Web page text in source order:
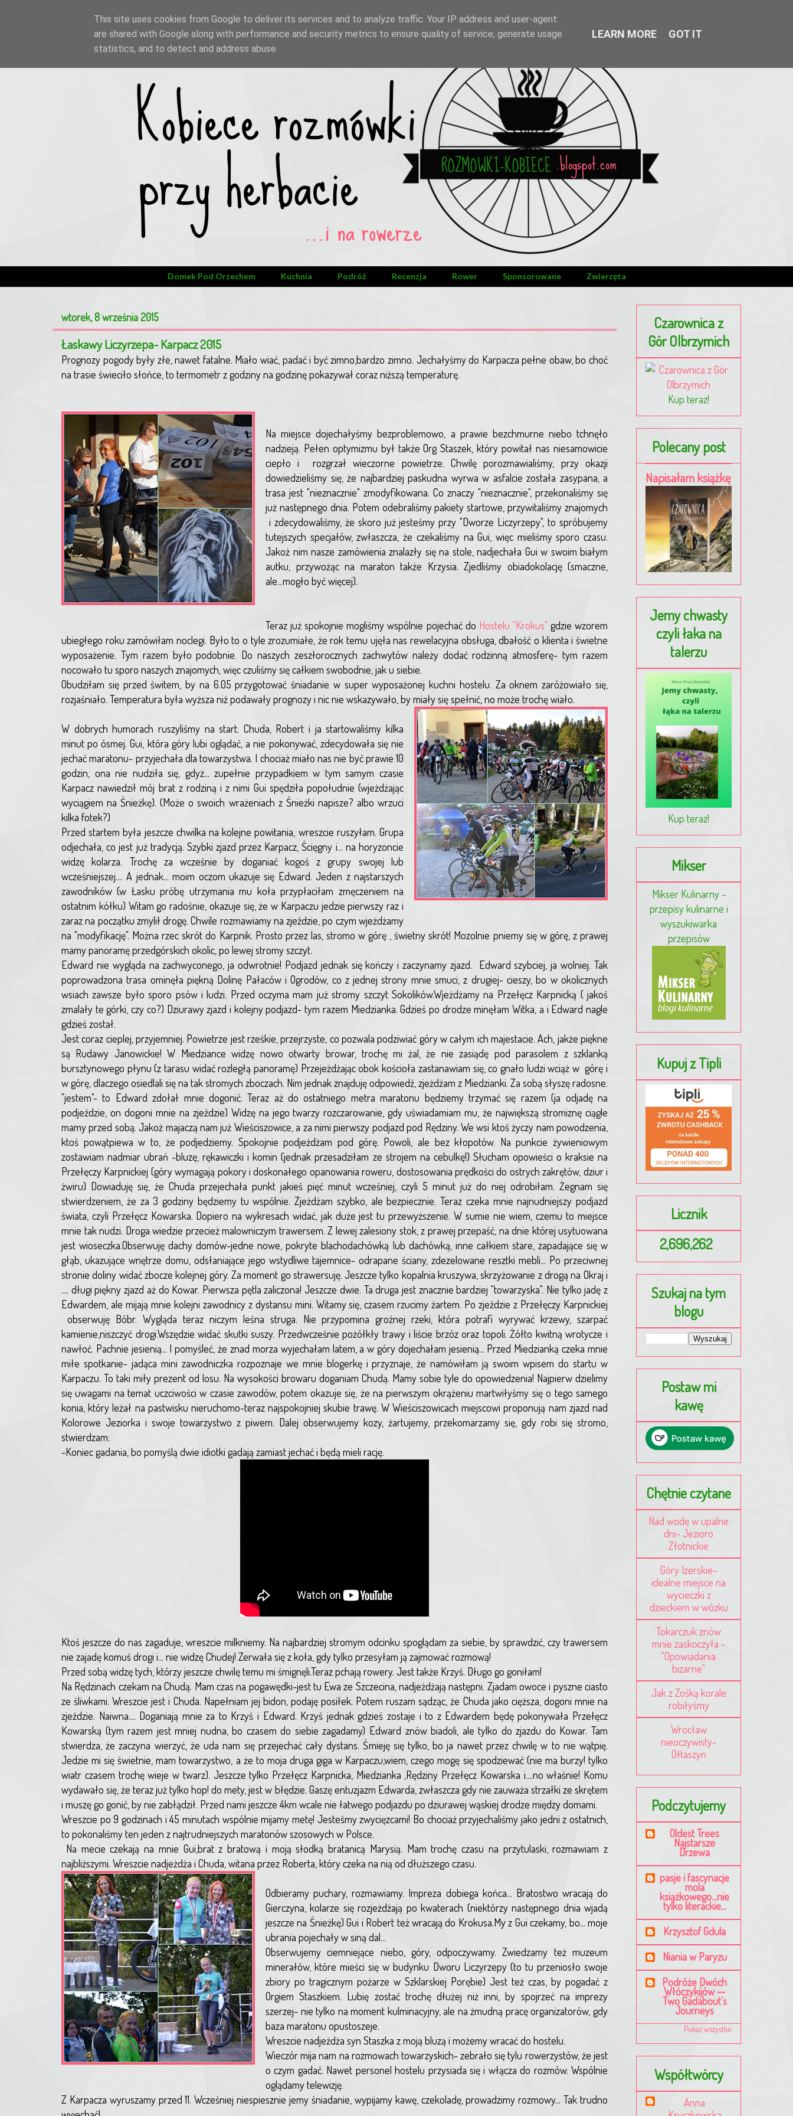
Domek Pod Orzechem Kuchnia Podróż Recenzja Rower Sponsorowane Zwierzęta
wtorek, 8 września 2015
Łaskawy Liczyrzepa- Karpacz 2015
Prognozy pogody były złe, nawet fatalne. Miało wiać, padać i być zimno,bardzo zimno. Jechałyśmy do Karpacza pełne obaw, bo choć
na trasie świeciło słońce, to termometr z godziny na godzinę pokazywał coraz niższą temperaturę.
Na miejsce dojechałyśmy bezproblemowo, a prawie bezchmurne niebo tchnęło
nadzieją. Pełen optymizmu był także Org Staszek, który powitał nas niesamowicie
ciepło i rozgrzał wieczorne powietrze. Chwilę porozmawialiśmy, przy okazji
dowiedzieliśmy się, że najbardziej paskudna wyrwa w asfalcie została zasypana, a
trasa jest "nieznacznie" zmodyfikowana. Co znaczy "nieznacznie", przekonaliśmy się
już następnego dnia. Potem odebraliśmy pakiety startowe, przywitaliśmy znajomych
i zdecydowaliśmy, że skoro już jesteśmy przy "Dworze Liczyrzepy", to spróbujemy
tutejszych specjałów, zwłaszcza, że czekaliśmy na Gui, więc mieliśmy sporo czasu.
Jakoż nim nasze zamówienia znalazły się na stole, nadjechała Gui w swoim białym
autku, przywożąc na maraton także Krzysia. Zjedliśmy obiadokolację (smaczne,
ale...mogło być więcej).
Teraz już spokojnie mogliśmy wspólnie pojechać do Hostelu "Krokus" gdzie wzorem
ubiegłego roku zamówiłam noclegi. Było to o tyle zrozumiałe, że rok temu ujęła nas rewelacyjna obsługa, dbałość o klienta i świetne
wyposażenie. Tym razem było podobnie. Do naszych zeszłorocznych zachwytów należy dodać rodzinną atmosferę- tym razem
nocowało tu sporo naszych znajomych, więc czuliśmy się całkiem swobodnie, jak u siebie.
Obudziłam się przed świtem, by na 6.05 przygotować śniadanie w super wyposażonej kuchni hostelu. Za oknem zaróżowiało się,
rozjaśniało. Temperatura była wyższa niż podawały prognozy i nic nie wskazywało, by miały się spełnić, no może trochę wiało.
W dobrych humorach ruszyliśmy na start. Chuda, Robert i ja startowaliśmy kilka
minut po ósmej. Gui, która góry lubi oglądać, a nie pokonywać, zdecydowała się nie
jechać maratonu- przyjechała dla towarzystwa. I chociaż miało nas nie być prawie 10
godzin, ona nie nudziła się, gdyż... zupełnie przypadkiem w tym samym czasie
Karpacz nawiedził mój brat z rodziną i z nimi Gui spędziła popołudnie (wjeżdżając
wyciągiem na Śnieżkę). (Może o swoich wrażeniach z Śnieżki napisze? albo wrzuci
kilka fotek?)
Przed startem była jeszcze chwilka na kolejne powitania, wreszcie ruszyłam. Grupa
odjechała, co jest już tradycją. Szybki zjazd przez Karpacz, Ścięgny i... na horyzoncie
widzę kolarza. Trochę za wcześnie by doganiać kogoś z grupy swojej lub
wcześniejszej.... A jednak... moim oczom ukazuje się Edward. Jeden z najstarszych
zawodników (w Łasku próbę utrzymania mu koła przypłaciłam zmęczeniem na
ostatnim kółku) Witam go radośnie, okazuje się, że w Karpaczu jedzie pierwszy raz i
zaraz na początku zmylił drogę. Chwile rozmawiamy na zjeździe, po czym wjeżdżamy
na "modyfikację". Można rzec skrót do Karpnik. Prosto przez las, stromo w górę , świetny skrót! Mozolnie pniemy się w górę, z prawej
mamy panoramę przedgórskich okolic, po lewej stromy szczyt.
Edward nie wygląda na zachwyconego, ja odwrotnie! Podjazd jednak się kończy i zaczynamy zjazd. Edward szybciej, ja wolniej. Tak
poprowadzona trasa ominęła piękną Dolinę Pałaców i Ogrodów, co z jednej strony mnie smuci, z drugiej- cieszy, bo w okolicznych
wsiach zawsze było sporo psów i ludzi. Przed oczyma mam już stromy szczyt Sokolików.Wjeżdżamy na Przełęcz Karpnicką ( jakoś
zmalały te górki, czy co?) Dziurawy zjazd i kolejny podjazd- tym razem Miedzianka. Gdzieś po drodze minęłam Witka, a i Edward nagle
gdzieś został.
Jest coraz cieplej, przyjemniej. Powietrze jest rześkie, przejrzyste, co pozwala podziwiać góry w całym ich majestacie. Ach, jakże piękne
są Rudawy Janowickie! W Miedziance widzę nowo otwarty browar, trochę mi żal, że nie zasiądę pod parasolem z szklanką
bursztynowego płynu (z tarasu widać rozległą panoramę) Przejeżdżając obok kościoła zastanawiam się, co gnało ludzi wciąż w górę i
w górę, dlaczego osiedlali się na tak stromych zboczach. Nim jednak znajduję odpowiedź, zjeżdżam z Miedzianki. Za sobą słyszę radosne:
"jestem"- to Edward zdołał mnie dogonić. Teraz aż do ostatniego metra maratonu będziemy trzymać się razem (ja odjadę na
podjeździe, on dogoni mnie na zjeździe) Widzę na jego twarzy rozczarowanie, gdy uświadamiam mu, że największą stromiznę ciągle
mamy przed sobą. Jakoż majaczą nam już Wieściszowice, a za nimi pierwszy podjazd pod Rędziny. We wsi ktoś życzy nam powodzenia,
ktoś powątpiewa w to, że podjedziemy. Spokojnie podjeżdżam pod górę. Powoli, ale bez kłopotów. Na punkcie żywieniowym
zostawiam nadmiar ubrań -bluzę, rękawiczki i komin (jednak przesadziłam ze strojem na cebulkę!) Słucham opowieści o kraksie na
Przełęczy Karpnickiej (góry wymagają pokory i doskonałego opanowania roweru, dostosowania prędkości do ostrych zakrętów, dziur i
żwiru) Dowiaduję się, że Chuda przejechała punkt jakieś pięć minut wcześniej, czyli 5 minut już do niej odrobiłam. Żegnam się
stwierdzeniem, że za 3 godziny będziemy tu wspólnie. Zjeżdżam szybko, ale bezpiecznie. Teraz czeka mnie najnudniejszy podjazd
świata, czyli Przełęcz Kowarska. Dopiero na wykresach widać, jak duże jest tu przewyższenie. W sumie nie wiem, czemu to miejsce
mnie tak nudzi. Droga wiedzie przecież malowniczym trawersem. Z lewej zalesiony stok, z prawej przepaść, na dnie której usytuowana
jest wioseczka.Obserwuję dachy domów-jedne nowe, pokryte blachodachówką lub dachówką, inne całkiem stare, zapadające się w
głąb, ukazujące wnętrze domu, odsłaniające jego wstydliwe tajemnice- odrapane ściany, zdezelowane resztki mebli... Po przeciwnej
stronie doliny widać zbocze kolejnej góry. Za moment go strawersuję. Jeszcze tylko kopalnia kruszywa, skrzyżowanie z drogą na Okraj i
.... długi piękny zjazd aż do Kowar. Pierwsza pętla zaliczona! Jeszcze dwie. Ta druga jest znacznie bardziej "towarzyska". Nie tylko jadę z
Edwardem, ale mijają mnie kolejni zawodnicy z dystansu mini. Witamy się, czasem rzucimy żartem. Po zjeździe z Przełęczy Karpnickiej
obserwuję Bóbr. Wygląda teraz niczym leśna struga. Nie przypomina groźnej rzeki, która potrafi wyrywać krzewy, szarpać
kamienie,niszczyć drogi.Wszędzie widać skutki suszy. Przedwcześnie pożółkły trawy i liście brzóz oraz topoli. Żółto kwitną wrotycze i
nawłoć. Pachnie jesienią... I pomyśleć, że znad morza wyjechałam latem, a w góry dojechałam jesienią... Przed Miedzianką czeka mnie
miłe spotkanie- jadąca mini zawodniczka rozpoznaje we mnie blogerkę i przyznaje, że namówiłam ją swoim wpisem do startu w
Karpaczu. To taki miły prezent od losu. Na wysokości browaru doganiam Chudą. Mamy sobie tyle do opowiedzenia! Najpierw dzielimy
się uwagami na temat uczciwości w czasie zawodów, potem okazuje się, że na pierwszym okrążeniu martwiłyśmy się o tego samego
konia, który leżał na pastwisku nieruchomo-teraz najspokojniej skubie trawę. W Wieściszowicach miejscowi proponują nam zjazd nad
Kolorowe Jeziorka i swoje towarzystwo z piwem. Dalej obserwujemy kozy, żartujemy, przekomarzamy się, gdy robi się stromo,
stwierdzam:
-Koniec gadania, bo pomyślą dwie idiotki gadają zamiast jechać i będą mieli rację.
Ktoś jeszcze do nas zagaduje, wreszcie milkniemy. Na najbardziej stromym odcinku spoglądam za siebie, by sprawdzić, czy trawersem
nie zajadę komuś drogi i... nie widzę Chudej! Zerwała się z koła, gdy tylko przesyłam ją zajmować rozmową!
Przed sobą widzę tych, którzy jeszcze chwilę temu mi śmignęli.Teraz pchają rowery. Jest także Krzyś. Długo go goniłam!
Na Rędzinach czekam na Chudą. Mam czas na pogawędki-jest tu Ewa ze Szczecina, nadjeżdżają następni. Zjadam owoce i pyszne ciasto
ze śliwkami. Wreszcie jest i Chuda. Napełniam jej bidon, podaję posiłek. Potem ruszam sądząc, że Chuda jako cięższa, dogoni mnie na
zjeździe. Naiwna.... Doganiają mnie za to Krzyś i Edward. Krzyś jednak gdzieś zostaje i to z Edwardem będę pokonywała Przełęcz
Kowarską (tym razem jest mniej nudna, bo czasem do siebie zagadamy) Edward znów biadoli, ale tylko do zjazdu do Kowar. Tam
stwierdza, że zaczyna wierzyć, że uda nam się przejechać cały dystans. Śmieję się tylko, bo ja nawet przez chwilę w to nie wątpię.
Jedzie mi się świetnie, mam towarzystwo, a że to moja druga giga w Karpaczu,wiem, czego mogę się spodziewać (nie ma burzy! tylko
wiatr czasem trochę wieje w twarz). Jeszcze tylko Przełęcz Karpnicka, Miedzianka ,Rędziny Przełęcz Kowarska i....no właśnie! Komu
wydawało się, że teraz już tylko hop! do mety, jest w błędzie. Gaszę entuzjazm Edwarda, zwłaszcza gdy nie zauważa strzałki ze skrętem
i muszę go gonić, by nie zabłądził. Przed nami jeszcze 4km wcale nie łatwego podjazdu po dziurawej wąskiej drodze między domami.
Wreszcie po 9 godzinach i 45 minutach wspólnie mijamy metę! Jesteśmy zwycięzcami! Bo chociaż przyjechaliśmy jako jedni z ostatnich,
to pokonaliśmy ten jeden z najtrudniejszych maratonów szosowych w Polsce.
Na mecie czekają na mnie Gui,brat z bratową i moją słodką bratanicą Marysią. Mam trochę czasu na przytulaski, rozmawiam z
najbliższymi. Wreszcie nadjeżdża i Chuda, witana przez Roberta, który czeka na nią od dłuższego czasu.
Odbieramy puchary, rozmawiamy. Impreza dobiega końca... Bratostwo wracają do
Gierczyna, kolarze się rozjeżdżają po kwaterach (niektórzy następnego dnia wjadą
jeszcze na Śnieżkę) Gui i Robert też wracają do Krokusa.My z Gui czekamy, bo... moje
ubrania pojechały w siną dal...
Obserwujemy ciemniejące niebo, góry, odpoczywamy. Zwiedzamy też muzeum
minerałów, które mieści się w budynku Dworu Liczyrzepy (to tu przeniosło swoje
zbiory po tragicznym pożarze w Szklarskiej Porębie) Jest też czas, by pogadać z
Orgiem Staszkiem. Lubię zostać trochę dłużej niż inni, by spojrzeć na imprezy
szerzej- nie tylko na moment kulminacyjny, ale na żmudną pracę organizatorów, gdy
baza maratonu opustoszeje.
Wreszcie nadjeżdża syn Staszka z moją bluzą i możemy wracać do hostelu.
Wieczór mija nam na rozmowach towarzyskich- zebrało się tylu rowerzystów, że jest
o czym gadać. Nawet personel hostelu przysiada się i włącza do rozmów. Wspólnie
oglądamy telewizję.
Z Karpacza wyruszamy przed 11. Wcześniej niespiesznie jemy śniadanie, wypijamy kawę, czekoladę, prowadzimy rozmowy... Tak trudno
Czarownica z
Gór Olbrzymich
Kup teraz!
Polecany post
Napisałam książkę
Jemy chwasty
czyli łaka na
talerzu
Kup teraz!
Mikser
Mikser Kulinarny -
przepisy kulinarne i
wyszukiwarka
przepisów
Kupuj z Tipli
Licznik
2,696,262
Szukaj na tym
blogu
Postaw mi
kawę
Chętnie czytane
Nad wodę w upalne
dni- Jezioro
Złotnickie
Góry Izerskie-
idealne miejsce na
wycieczki z
dzieckiem w wózku
Tokarczuk znów
mnie zaskoczyła -
"Opowiadania
bizarne"
Jak z Zośką korale
robiłyśmy
Wrocław
nieoczywisty-
Ołtaszyn
Podczytujemy
Oldest Trees
Najstarsze
Drzewa
pasje i fascynacje
mola
książkowego...nie
tylko literackie...
Krzysztof Gdula
Niania w Paryzu
Podróże Dwóch
Włóczykijów ~~
Two Gadabout's
Journeys
Pokaż wszystko
Współtwórcy
Anna
This site uses cookies from Google to deliver its services and to analyze traffic. Your IP address and user-agent
are shared with Google along with performance and security metrics to ensure quality of service, generate usage
statistics, and to detect and address abuse.
LEARN MORE GOT IT